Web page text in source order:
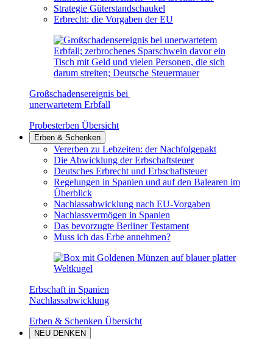
Strategie Güterstandschaukel
Erbrecht: die Vorgaben der EU
Großschadensereignis bei
unerwartetem Erbfall
Probesterben Übersicht
Erben & Schenken
Vererben zu Lebzeiten: der Nachfolgepakt
Die Abwicklung der Erbschaftsteuer
Deutsches Erbrecht und Erbschaftsteuer
Regelungen in Spanien und auf den Balearen im
Überblick
Nachlassabwicklung nach EU-Vorgaben
Nachlassvermögen in Spanien
Das bevorzugte Berliner Testament
Muss ich das Erbe annehmen?
Erbschaft in Spanien
Nachlassabwicklung
Erben & Schenken Übersicht
NEU DENKEN